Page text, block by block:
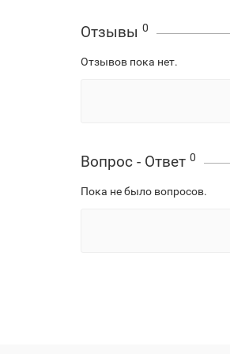
Отзывы 0
Отзывов пока нет.
Вопрос - Ответ 0
Пока не было вопросов.